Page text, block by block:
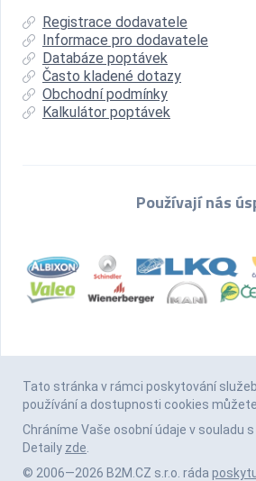
Registrace dodavatele
Informace pro dodavatele
Databáze poptávek
Často kladené dotazy
Obchodní podmínky
Kalkulátor poptávek
Používají nás
Tato stránka v rámci poskytování služeb
používání a dostupnosti cookies
Chráníme Vaše osobní údaje v souladu
Detaily zde
© 2006—2026 B2M.CZ s.r.o. ráda